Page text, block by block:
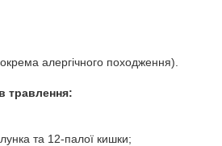
алергічного походження).
травлення:
та 12-палої кишки;